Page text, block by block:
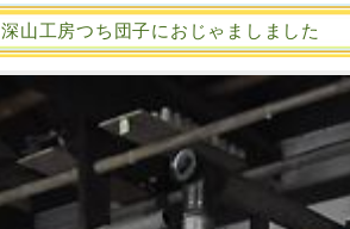
深山工房つち団子におじゃましました